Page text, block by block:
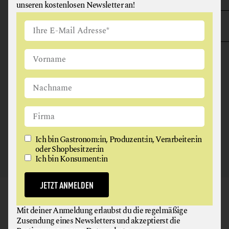
ANGUS & ARTHUR
FLEISCH + FLEISCHERZEUGNISSE
2326 Maria Lanzendorf
GAUMEN HOCH
NEWSLETTER
unseren kostenlosen Newsletter an!
Ich bin Gastronom:in, Produzent:in, Verarbeiter:in
oder Shopbesitzer:in
Ich bin Konsument:in
JETZT ANMELDEN
Mit deiner Anmeldung erlaubst du die regelmäßige
Zusendung eines Newsletters und akzeptierst die